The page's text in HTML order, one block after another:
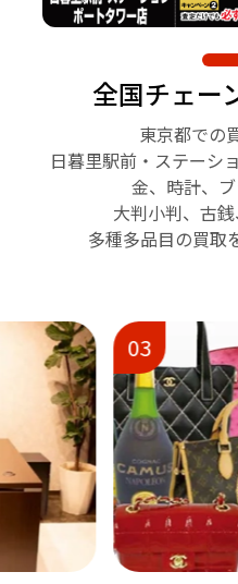
全国チェー
東京都での
日暮里駅前・ステーシ
金、時計、ブ
大判小判、古銭
多種多品目の買取
01